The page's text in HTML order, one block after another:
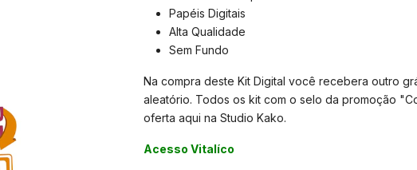
Papéis Digitais
Alta Qualidade
Sem Fundo
Na compra deste Kit Digital você recebera outro
aleatório. Todos os kit com o selo da promoção
oferta aqui na Studio Kako.
Acesso Vitalíco